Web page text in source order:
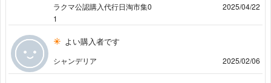
ラクマ公認購入代行日淘市集0
1
2025/04/22
よい購入者です
シャンデリア 2025/02/06